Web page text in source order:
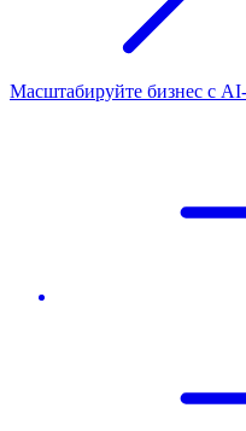
Масштабируйте бизнес с